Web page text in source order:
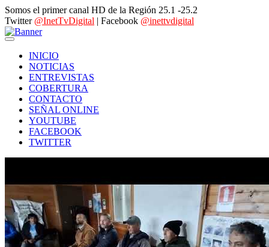
Somos el primer canal HD de la Región 25.1 -25.2
Twitter @InetTvDigital | Facebook @inettvdigital
INICIO
NOTICIAS
ENTREVISTAS
COBERTURA
CONTACTO
SEÑAL ONLINE
YOUTUBE
FACEBOOK
TWITTER